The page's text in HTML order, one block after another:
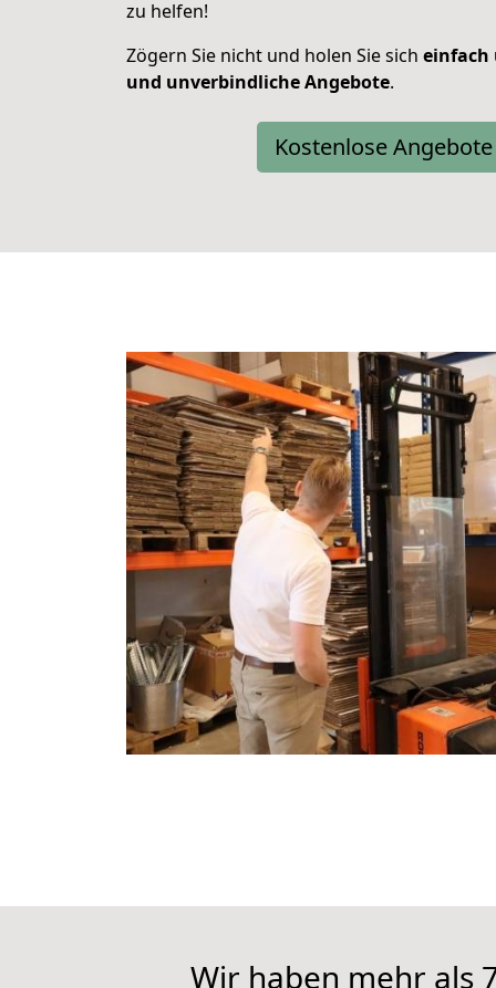
zu helfen!
Zögern Sie nicht und holen Sie sich einfach
und unverbindliche Angebote.
Kostenlose
Wir haben mehr als